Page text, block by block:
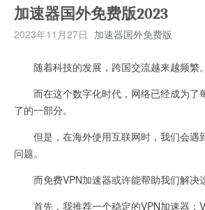
加速器国外免费版2023
2023年11月27日 加速器国外免费版
随着科技的发展，跨国交流越来越频繁。
而在这个数字化时代，网络已经成为了
了的一部分。
但是，在海外使用互联网时，我们会遇
问题。
而免费VPN加速器或许能帮助我们解决这
首先，我推荐一个稳定的VPN加速器：